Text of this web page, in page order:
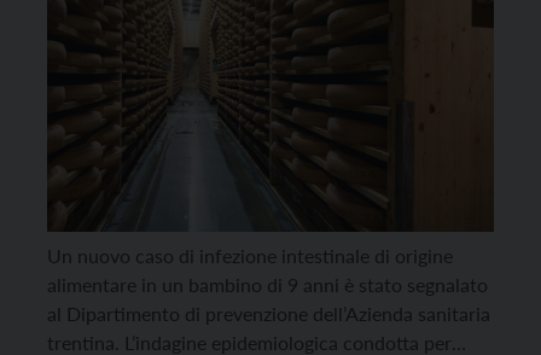
Un nuovo caso di infezione intestinale di origine
alimentare in un bambino di 9 anni è stato segnalato
al Dipartimento di prevenzione dell’Azienda sanitaria
trentina. L’indagine epidemiologica condotta per